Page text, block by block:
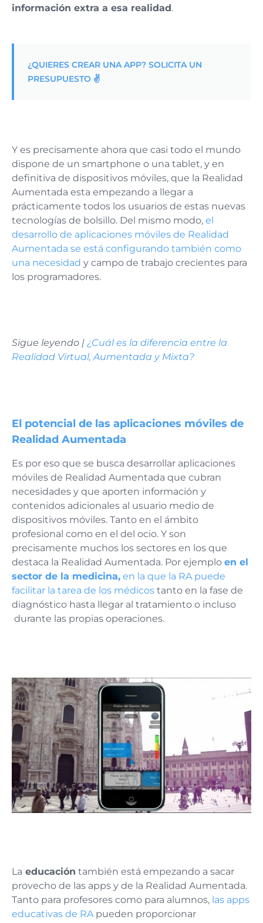
información extra a esa realidad.
¿QUIERES CREAR UNA APP? SOLICITA UN
PRESUPUESTO ✌️
Y es precisamente ahora que casi todo el mundo
dispone de un smartphone o una tablet, y en
definitiva de dispositivos móviles, que la Realidad
Aumentada esta empezando a llegar a
prácticamente todos los usuarios de estas nuevas
tecnologías de bolsillo. Del mismo modo, el
desarrollo de aplicaciones móviles de Realidad
Aumentada se está configurando también como
una necesidad y campo de trabajo crecientes para
los programadores.
Sigue leyendo | ¿Cuál es la diferencia entre la
Realidad Virtual, Aumentada y Mixta?
El potencial de las aplicaciones móviles de
Realidad Aumentada
Es por eso que se busca desarrollar aplicaciones
móviles de Realidad Aumentada que cubran
necesidades y que aporten información y
contenidos adicionales al usuario medio de
dispositivos móviles. Tanto en el ámbito
profesional como en el del ocio. Y son
precisamente muchos los sectores en los que
destaca la Realidad Aumentada. Por ejemplo en el
sector de la medicina, en la que la RA puede
facilitar la tarea de los médicos tanto en la fase de
diagnóstico hasta llegar al tratamiento o incluso
durante las propias operaciones.
La educación también está empezando a sacar
provecho de las apps y de la Realidad Aumentada.
Tanto para profesores como para alumnos, las apps
educativas de RApueden proporcionar